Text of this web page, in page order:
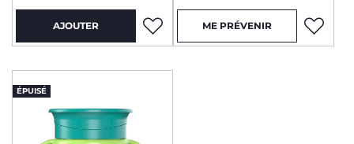
AJOUTER ME PRÉVENIR
ÉPUISÉ